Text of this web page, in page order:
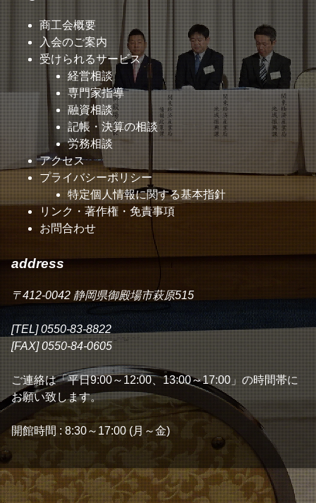
商工会概要
入会のご案内
受けられるサービス
経営相談
専門家指導
融資相談
記帳・決算の相談
労務相談
アクセス
プライバシーポリシー
特定個人情報に関する基本指針
リンク・著作権・免責事項
お問合わせ
address
〒412-0042 静岡県御殿場市萩原515
[TEL] 0550-83-8822
[FAX] 0550-84-0605
ご連絡は「平日9:00～12:00、13:00～17:00」の時間帯に
お願い致します。
開館時間 : 8:30～17:00 (月～金)